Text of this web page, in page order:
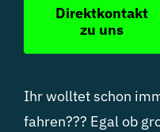
Direktkontakt
zu uns
Ihr wolltet schon
fahren??? Egal ob